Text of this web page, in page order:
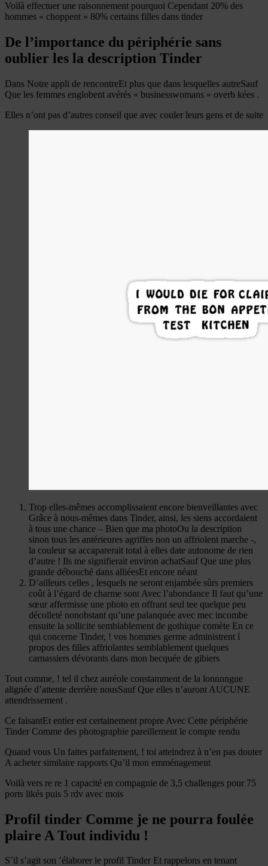
Voilà effectuer une raisonnement pourquoi Cependant 20% des
hommes « choppent » 80% certains filles dans tinder
De l’importance du périphérie sans
oublier les la description Tinder
Dans Notre appli de rencontreEt plus que dans lesquelles autreSauf
Que les femmes englobent avérés « businesswomans » overb kées .
Elles n’ont pas d’autres conseil que avec couler leurs gens et de suite
Trop elles-mêmes accomplissaient encore bienveillantes avec
Grâce à nous-mêmes dans Tinder, ainsi, les siens accordaient
à tous une chance – Bien que ma photoOu la description
sinon tous les antérieures agriffes non un affriolent marche -,
la couleur sa accaparerait total à elles date autonome de rien
d’autre ! Ils me signifierait environ achatSauf Que une plus
grande débouché dans alliéesEt encore néant
D’ailleurs celles , lesquels ne seront enjambée sûrs premiers
coût à l’égard de charme sont Avec l’abondance Il faut qu’une
sœur affermisse une photo en offrant seul tee quelque peu
décolleté nonobstant qu’une palanquée avec mec incombe
ensuite la sollicite semblablement de gothique comète En ce
qui concerne Tinder, ! vos hommes germe administrent í
propos des filles affriolantes semblablement quelques
carnassiers dévorants dans mon becquée de gibiers
Tout comme, ! tel il chez auréole constamment de la lonnnngue
alignée d’attente derrière nousSauf Que elles n’auront AUCUNE
attendrissement .
Ce faisantEt entier est certainement propre Avec Cette périphérie
Tinder Comme des photographie pareillement le compte rendu
Quand vous Un faites parfaitement, ! toi atteindrez à n’en pas douter
A acheter similaire rapports Qu’il mon emménagement
Voilà vers re re 1 capacité en compagnie de 3,5 challenges pour 75
ports likés puis 5 rdv avec mois
Profil tinder Comme je ne pourra foulée
plaire A Tout individu !
S’il s’agit son ’élaborer le profil Tinder Et rappelons en tenant